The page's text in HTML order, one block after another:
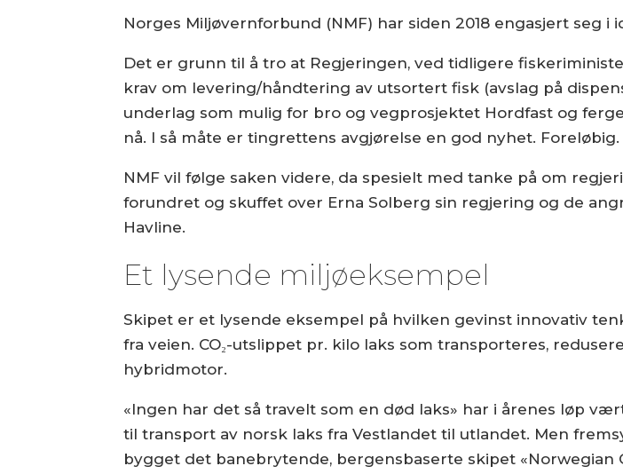
Norges Miljøvernforbund (NMF) har siden 2018 engasjert
Det er grunn til å tro at Regjeringen, ved tidligere
krav om levering/håndtering av utsortert fisk (avslag på
underlag som mulig for bro og vegprosjektet Hordfast og
nå. I så måte er tingrettens avgjørelse en god nyhet. Foreløbig.
NMF vil følge saken videre, da spesielt med tanke på om
forundret og skuffet over Erna Solberg sin regjering og de
Havline.
Et lysende miljøeksempel
Skipet er et lysende eksempel på hvilken gevinst innovativ
fra veien. CO₂-utslippet pr. kilo laks som transporteres,
hybridmotor.
«Ingen har det så travelt som en død laks» har i årenes løp
til transport av norsk laks fra Vestlandet til utlandet. Men
bygget det banebrytende, bergensbaserte skipet